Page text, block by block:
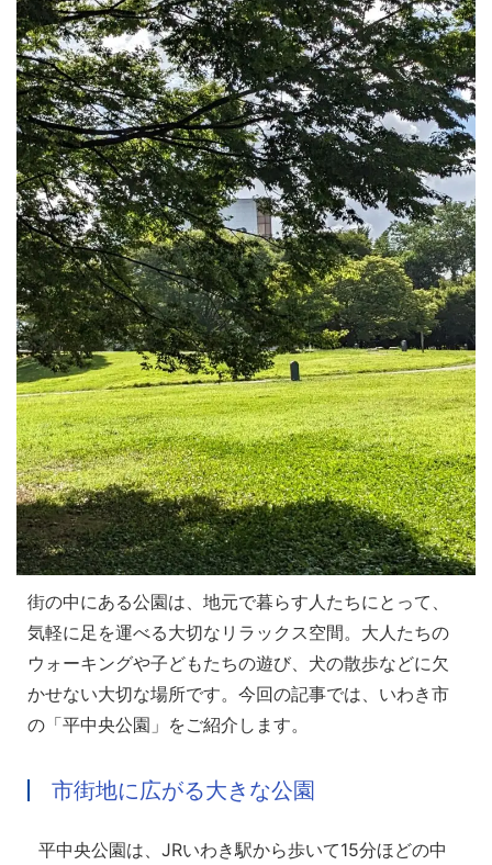
街の中にある公園は、地元で暮らす人たちにとって、
気軽に足を運べる大切なリラックス空間。大人たちの
ウォーキングや子どもたちの遊び、犬の散歩などに欠
かせない大切な場所です。今回の記事では、いわき市
の「平中央公園」をご紹介します。
市街地に広がる大きな公園
平中央公園は、JRいわき駅から歩いて15分ほどの中